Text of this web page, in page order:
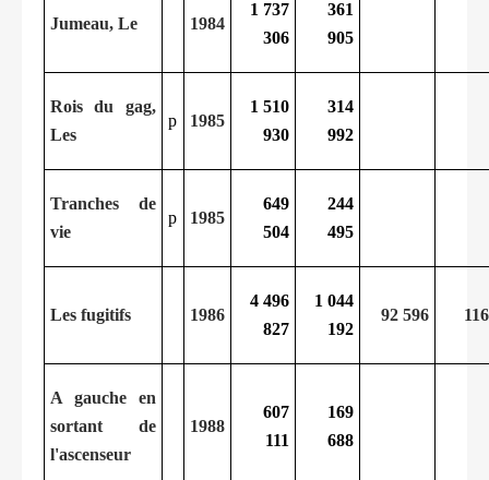
Jumeau, Le 1984
1 737
306
361
905
Rois du gag,
Les
p 1985
1 510
930
314
992
Tranches de
vie
p 1985
649
504
244
495
Les fugitifs 1986
4 496
827
1 044
192
92 596
A gauche en
sortant de
l'ascenseur
1988
607
111
169
688